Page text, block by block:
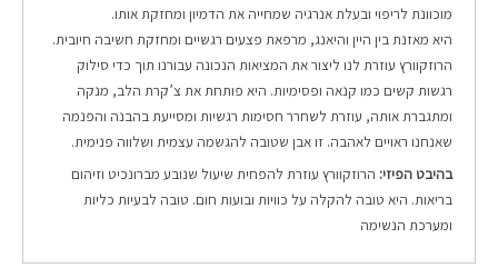
מוכוונת לריפוי ובעלת אנרגיה שמחייה את הדמיון ומחזקת אותו.
היא מאזנת בין היין והיאנג, מרפאת פצעים רגשיים ומחזקת חשיבה חיובית.
הרוזקוורץ עוזרת לנו ליצור את המציאות הנכונה עבורנו תוך כדי סילוק
רגשות קשים כמו קנאה ופסימיות. היא פותחת את צ’קרת הלב, מנקה
ומתגברת אותה, עוזרת לשחרר חסימות רגשיות ומסייעת בהבנה והפנמה
שאנחנו ראויים לאהבה. זו אבן שטובה להגשמה עצמית ושלווה פנימית.
בהיבט הפיזי: הרוזקוורץ עוזרת להפחית שיעול שנובע מברונכיט וזיהום
בריאות. היא טובה להקלה על כוויות ובועות חום. טובה לבעיות כליות
ומערכת הנשימה